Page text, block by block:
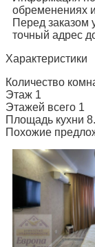
обременениях
Перед заказом
точный адрес
Характеристики
Количество
Этаж 1
Этажей всего 1
Площадь кухни
Похожие